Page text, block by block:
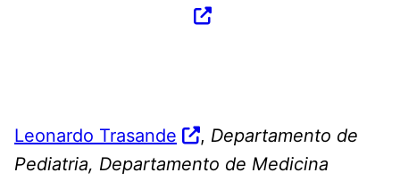
Leonardo Trasande , Departamento de
Pediatria, Departamento de Medicina